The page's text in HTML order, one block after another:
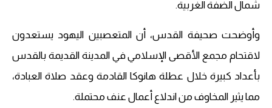
شمال الضفة الغربية.
وأوضحت صحيفة القدس، أن المتعصبين اليهود يستعدون
لاقتحام مجمع الأقصى الإسلامي في المدينة القديمة بالقدس
بأعداد كبيرة خلال عطلة هانوكا القادمة وعقد صلاة العبادة،
مما يثير المخاوف من اندلاع أعمال عنف محتملة.